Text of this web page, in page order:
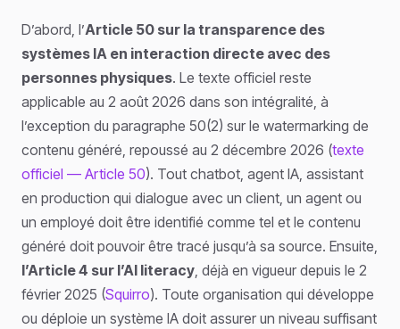
D’abord, l’Article 50 sur la transparence des
systèmes IA en interaction directe avec des
personnes physiques. Le texte officiel reste
applicable au 2 août 2026 dans son intégralité, à
l’exception du paragraphe 50(2) sur le watermarking de
contenu généré, repoussé au 2 décembre 2026 (texte
officiel — Article 50). Tout chatbot, agent IA, assistant
en production qui dialogue avec un client, un agent ou
un employé doit être identifié comme tel et le contenu
généré doit pouvoir être tracé jusqu’à sa source. Ensuite,
l’Article 4 sur l’AI literacy, déjà en vigueur depuis le 2
février 2025 (Squirro). Toute organisation qui développe
ou déploie un système IA doit assurer un niveau suffisant